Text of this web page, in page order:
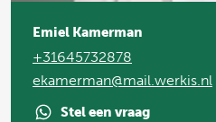
Emiel Kamerman
+31645732878
ekamerman@mail.werkis.nl
Stel een vraag